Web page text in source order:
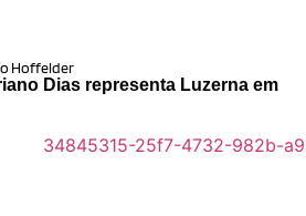
Hoffelder
Dias representa Luzerna em